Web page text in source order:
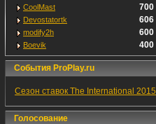
CoolMast 700
Devostatortk 606
modify2h 600
Boevik 400
События ProPlay.ru
Сезон ставок The International 2015
Голосование